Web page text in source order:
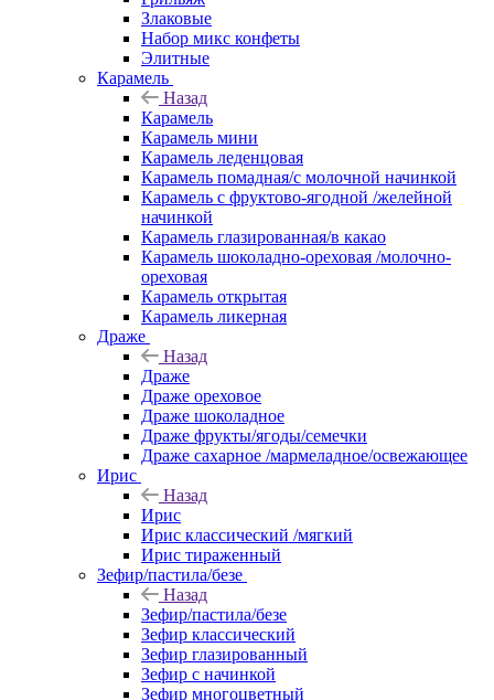
Злаковые
Набор микс конфеты
Элитные
Карамель
Назад
Карамель
Карамель мини
Карамель леденцовая
Карамель помадная/с молочной начинкой
Карамель с фруктово-ягодной /желейной
начинкой
Карамель глазированная/в какао
Карамель шоколадно-ореховая /молочно-
ореховая
Карамель открытая
Карамель ликерная
Драже
Назад
Драже
Драже ореховое
Драже шоколадное
Драже фрукты/ягоды/семечки
Драже сахарное /мармеладное/освежающее
Ирис
Назад
Ирис
Ирис классический /мягкий
Ирис тираженный
Зефир/пастила/безе
Назад
Зефир/пастила/безе
Зефир классический
Зефир глазированный
Зефир с начинкой
Зефир многоцветный